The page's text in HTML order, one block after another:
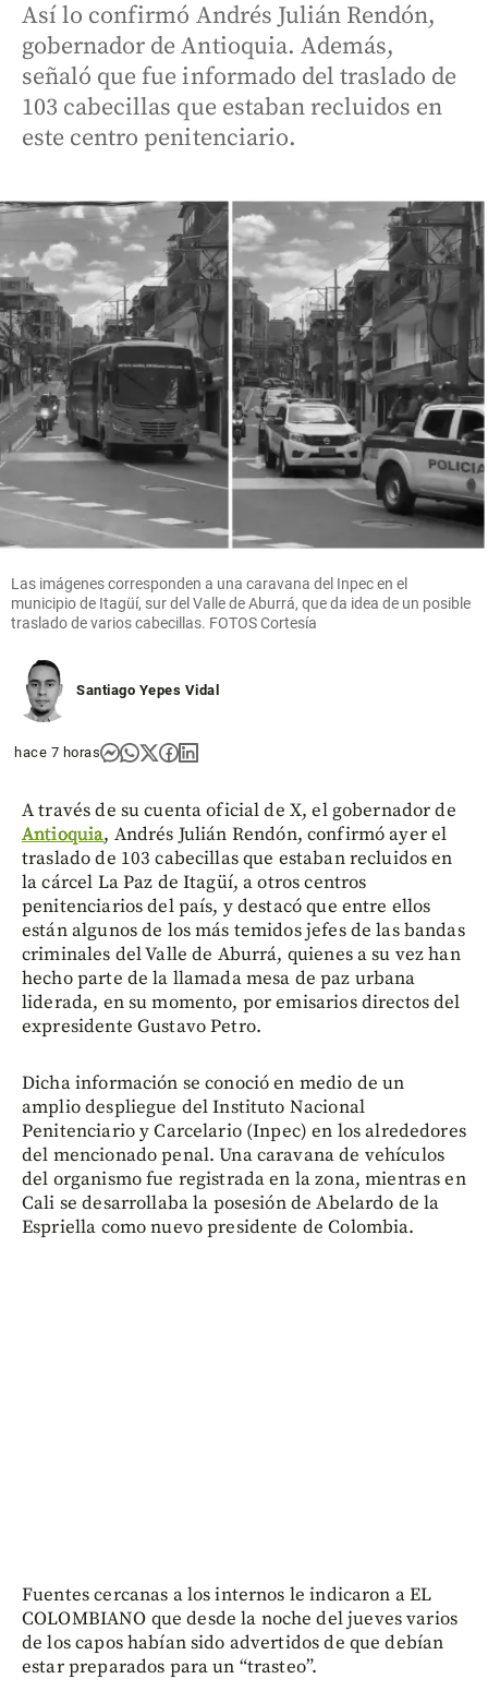
Así lo confirmó Andrés Julián Rendón,
gobernador de Antioquia. Además,
señaló que fue informado del traslado de
103 cabecillas que estaban recluidos en
este centro penitenciario.
Las imágenes corresponden a una caravana del Inpec en el
municipio de Itagüí, sur del Valle de Aburrá, que da idea de un posible
traslado de varios cabecillas. FOTOS Cortesía
Santiago Yepes Vidal
hace 7 horas
A través de su cuenta oficial de X, el gobernador de
Antioquia, Andrés Julián Rendón, confirmó ayer el
traslado de 103 cabecillas que estaban recluidos en
la cárcel La Paz de Itagüí, a otros centros
penitenciarios del país, y destacó que entre ellos
están algunos de los más temidos jefes de las bandas
criminales del Valle de Aburrá, quienes a su vez han
hecho parte de la llamada mesa de paz urbana
liderada, en su momento, por emisarios directos del
expresidente Gustavo Petro.
Dicha información se conoció en medio de un
amplio despliegue del Instituto Nacional
Penitenciario y Carcelario (Inpec) en los alrededores
del mencionado penal. Una caravana de vehículos
del organismo fue registrada en la zona, mientras en
Cali se desarrollaba la posesión de Abelardo de la
Espriella como nuevo presidente de Colombia.
Fuentes cercanas a los internos le indicaron a EL
COLOMBIANO que desde la noche del jueves varios
de los capos habían sido advertidos de que debían
estar preparados para un “trasteo”.